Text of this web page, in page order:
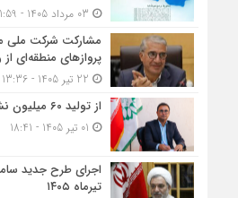
مشارکت شرکت ملی
پروازهای منطقه‌ای
از تولید ۶۰ میلیون نشأ تا احداث ۴۴ بوستان
اجرای طرح جدید
تیرماه ۱۴۰۵